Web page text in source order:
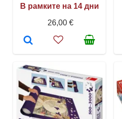
В рамките на 14 дни
26,00 €